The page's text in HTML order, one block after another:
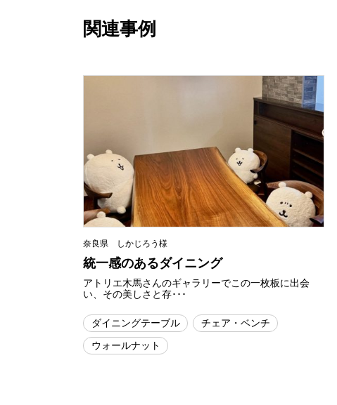
関連事例
奈良県 しかじろう様
統一感のあるダイニング
アトリエ木馬さんのギャラリーでこの一枚板に出会
い、その美しさと存･･･
ダイニングテーブル
チェア・ベンチ
ウォールナット